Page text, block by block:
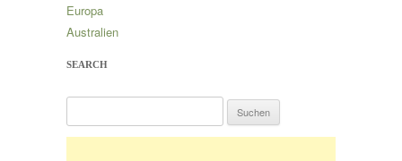
Europa
Australien
SEARCH
u